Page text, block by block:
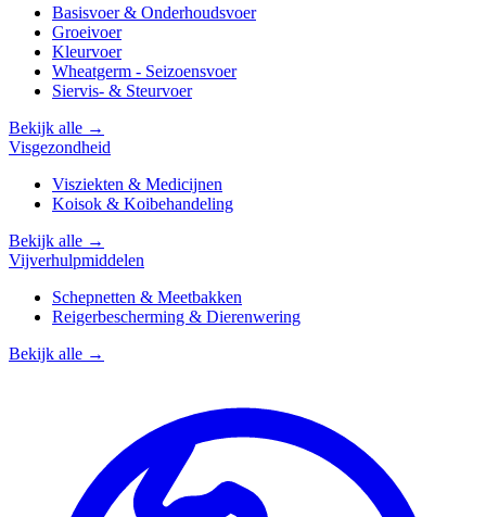
Basisvoer & Onderhoudsvoer
Groeivoer
Kleurvoer
Wheatgerm - Seizoensvoer
Siervis- & Steurvoer
Bekijk alle →
Visgezondheid
Visziekten & Medicijnen
Koisok & Koibehandeling
Bekijk alle →
Vijverhulpmiddelen
Schepnetten & Meetbakken
Reigerbescherming & Dierenwering
Bekijk alle →